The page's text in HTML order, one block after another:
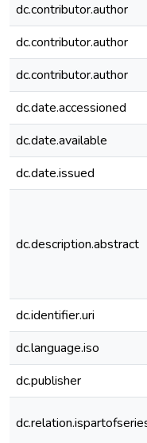
dc.contributor.author
dc.contributor.author
dc.contributor.author
dc.date.accessioned
dc.date.available
dc.date.issued
dc.description.abstract
dc.identifier.uri
dc.language.iso
dc.publisher